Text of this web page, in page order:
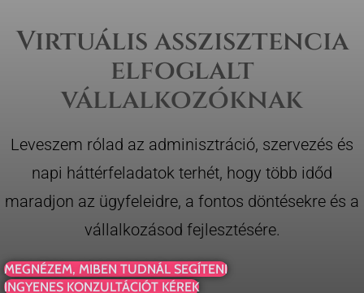
Virtuális asszisztencia
elfoglalt
vállalkozóknak
Leveszem rólad az adminisztráció, szervezés és
napi háttérfeladatok terhét, hogy több időd
maradjon az ügyfeleidre, a fontos döntésekre és a
vállalkozásod fejlesztésére.
MEGNÉZEM, MIBEN TUDNÁL SEGÍTENI
INGYENES KONZULTÁCIÓT KÉREK